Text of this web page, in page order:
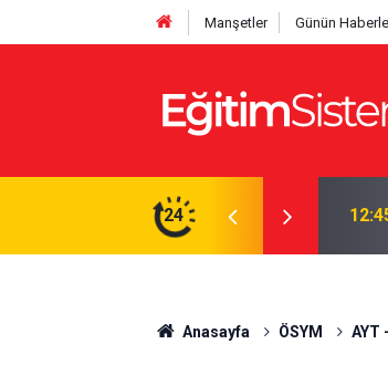
Manşetler Günün
24
Belli Oldu: İki Program 500 Puanla
Anasayfa ÖSYM AYT